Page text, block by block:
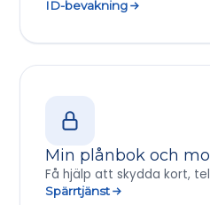
ID-bevakning
Min plånbok och
Få hjälp att skydda kort,
Spärrtjänst